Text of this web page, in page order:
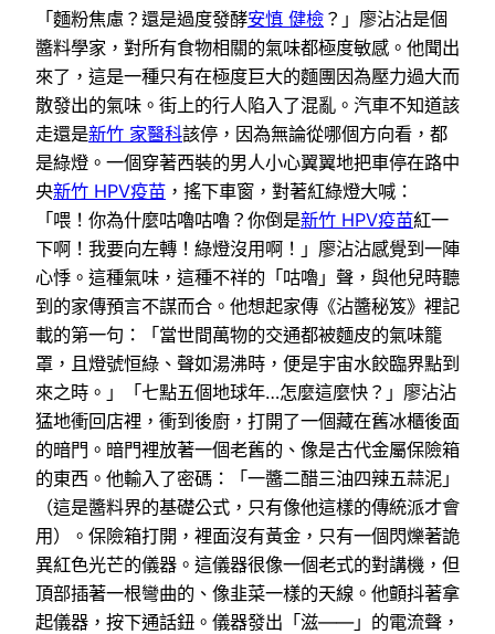
「麵粉焦慮？還是過度發酵安慎 健檢 ？」廖沾沾是個
醬料學家，對所有食物相關的氣味都極度敏感。他聞出
來了，這是一種只有在極度巨大的麵團因為壓力過大而
散發出的氣味。街上的行人陷入了混亂。汽車不知道該
走還是新竹 家醫科該停，因為無論從哪個方向看，都
是綠燈。一個穿著西裝的男人小心翼翼地把車停在路中
央新竹 HPV疫苗 ，搖下車窗，對著紅綠燈大喊：
「喂！你為什麼咕嚕咕嚕？你倒是新竹 HPV疫苗紅一
下啊！我要向左轉！綠燈沒用啊！」廖沾沾感覺到一陣
心悸。這種氣味，這種不祥的「咕嚕」聲，與他兒時聽
到的家傳預言不謀而合。他想起家傳《沾醬秘笈》裡記
載的第一句：「當世間萬物的交通都被麵皮的氣味籠
罩，且燈號恒綠、聲如湯沸時，便是宇宙水餃臨界點到
來之時。」「七點五個地球年…怎麼這麼快？」廖沾沾
猛地衝回店裡，衝到後廚，打開了一個藏在舊冰櫃後面
的暗門。暗門裡放著一個老舊的、像是古代金屬保險箱
的東西。他輸入了密碼：「一醬二醋三油四辣五蒜泥」
（這是醬料界的基礎公式，只有像他這樣的傳統派才會
用）。保險箱打開，裡面沒有黃金，只有一個閃爍著詭
異紅色光芒的儀器。這儀器很像一個老式的對講機，但
頂部插著一根彎曲的、像韭菜一樣的天線。他顫抖著拿
起儀器，按下通話鈕。儀器發出「滋——」的電流聲，